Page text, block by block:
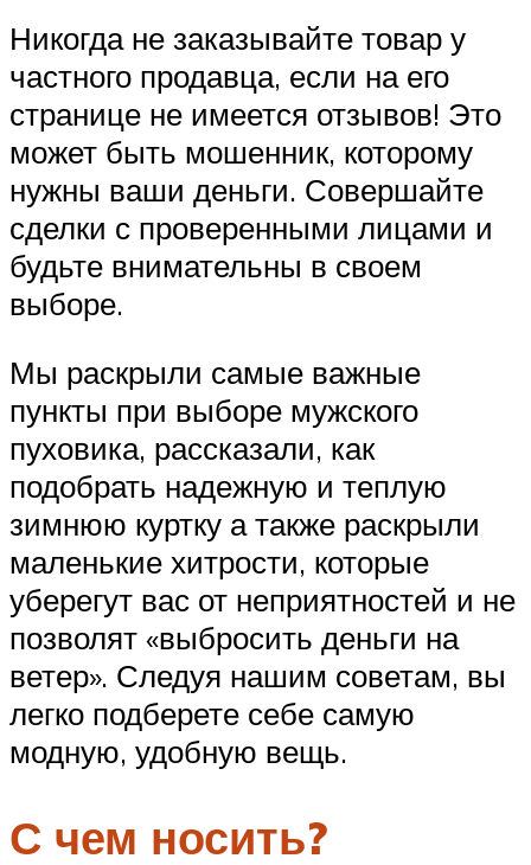
Никогда не заказывайте товар у
частного продавца, если на его
странице не имеется отзывов! Это
может быть мошенник, которому
нужны ваши деньги. Совершайте
сделки с проверенными лицами и
будьте внимательны в своем
выборе.
Мы раскрыли самые важные
пункты при выборе мужского
пуховика, рассказали, как
подобрать надежную и теплую
зимнюю куртку а также раскрыли
маленькие хитрости, которые
уберегут вас от неприятностей и не
позволят «выбросить деньги на
ветер». Следуя нашим советам, вы
легко подберете себе самую
модную, удобную вещь.
С чем носить?